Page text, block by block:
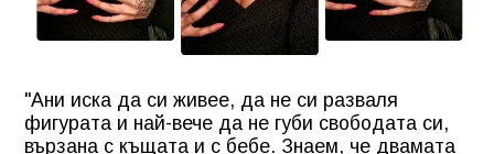
"Ани иска да си живее, да не си разваля
фигурата и най-вече да не губи свободата си,
вързана с къщата и с бебе. Знаем, че двамата